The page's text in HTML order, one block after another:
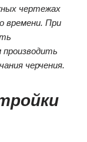
чертежах
времени. При
черчения.